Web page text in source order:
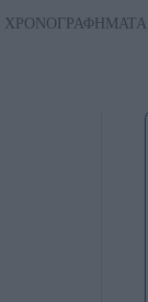
ΧΡΟΝΟΓΡΑΦΗΜΑΤΑ